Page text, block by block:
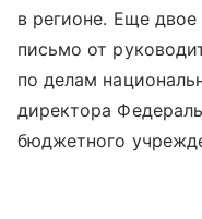
в регионе. Еще двое
письмо от
по делам
директора
бюджетного